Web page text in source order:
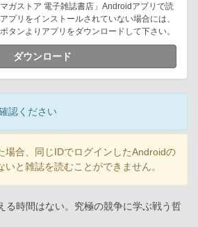
ガストア 電子雑誌書店」Androidアプリで読
プリをインストールされていない場合には、
タンよりアプリをダウンロードして下さい。
ダウンロード
認ください
合、同じIDでログインしたAndroidの
と雑誌を読むことができません。
時間はない。究極の競争に学ぶ戦う哲